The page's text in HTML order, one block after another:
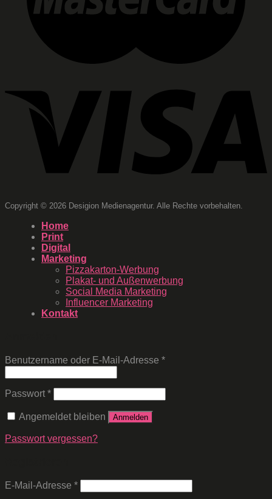
Copyright © 2026 Desigion Medienagentur. Alle Rechte vorbehalten.
Home
Print
Digital
Marketing
Pizzakarton-Werbung
Plakat- und Außenwerbung
Social Media Marketing
Influencer Marketing
Kontakt
Benutzername oder E-Mail-Adresse *
Passwort *
Angemeldet bleiben Anmelden
Passwort vergessen?
E-Mail-Adresse *